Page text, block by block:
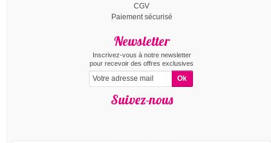
CGV
Paiement sécurisé
Newsletter
Inscrivez-vous à notre newsletter
pour recevoir des offres exclusives
Suivez-nous